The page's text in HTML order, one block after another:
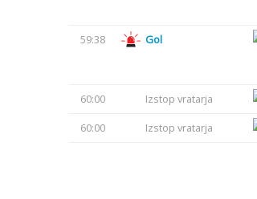
59:38
Gol
60:00
Izstop vratarja
60:00
Izstop vratarja